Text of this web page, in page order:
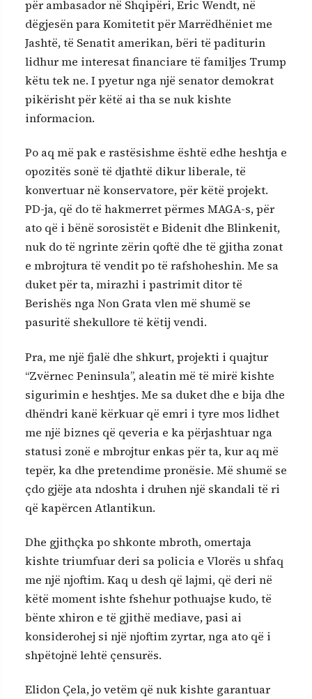
për ambasador në Shqipëri, Eric Wendt, në
dëgjesën para Komitetit për Marrëdhëniet me
Jashtë, të Senatit amerikan, bëri të paditurin
lidhur me interesat financiare të familjes Trump
këtu tek ne. I pyetur nga një senator demokrat
pikërisht për këtë ai tha se nuk kishte
informacion.
Po aq më pak e rastësishme është edhe heshtja e
opozitës sonë të djathtë dikur liberale, të
konvertuar në konservatore, për këtë projekt.
PD-ja, që do të hakmerret përmes MAGA-s, për
ato që i bënë sorosistët e Bidenit dhe Blinkenit,
nuk do të ngrinte zërin qoftë dhe të gjitha zonat
e mbrojtura të vendit po të rafshoheshin. Me sa
duket për ta, mirazhi i pastrimit ditor të
Berishës nga Non Grata vlen më shumë se
pasuritë shekullore të këtij vendi.
Pra, me një fjalë dhe shkurt, projekti i quajtur
“Zvërnec Peninsula”, aleatin më të mirë kishte
sigurimin e heshtjes. Me sa duket dhe e bija dhe
dhëndri kanë kërkuar që emri i tyre mos lidhet
me një biznes që qeveria e ka përjashtuar nga
statusi zonë e mbrojtur enkas për ta, kur aq më
tepër, ka dhe pretendime pronësie. Më shumë se
çdo gjëje ata ndoshta i druhen një skandali të ri
që kapërcen Atlantikun.
Dhe gjithçka po shkonte mbroth, omertaja
kishte triumfuar deri sa policia e Vlorës u shfaq
me një njoftim. Kaq u desh që lajmi, që deri në
këtë moment ishte fshehur pothuajse kudo, të
bënte xhiron e të gjithë mediave, pasi ai
konsiderohej si një njoftim zyrtar, nga ato që i
shpëtojnë lehtë çensurës.
Elidon Çela, jo vetëm që nuk kishte garantuar